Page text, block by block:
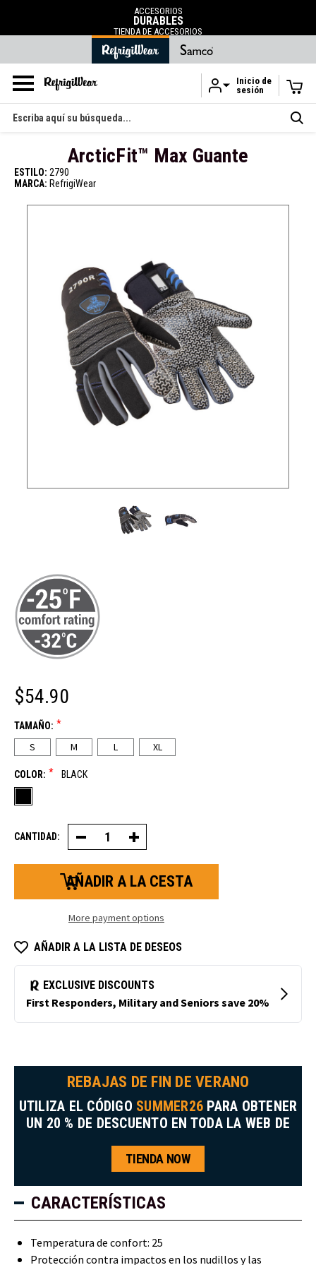
Ir al contenido principal
ACCESORIOS
DURABLES
TIENDA DE ACCESORIOS
Inicio de
sesión
Buscar
en
ArcticFit™ Max Guante
ESTILO: 2790
MARCA: RefrigiWear
$54.90
TAMAÑO: *
S M L XL
COLOR: * BLACK
CANTIDAD: Decrease
Quantity
of
ArcticFit™
Max
Increase
Quantity
of
Max
More payment options
AÑADIR A LA LISTA DE DESEOS
REBAJAS DE FIN DE VERANO
UTILIZA EL CÓDIGO SUMMER26 PARA OBTENER
UN 20 % DE DESCUENTO EN TODA LA WEB DE
TIENDA NOW
CARACTERÍSTICAS
Temperatura de confort: 25
Protección contra impactos en los nudillos y las